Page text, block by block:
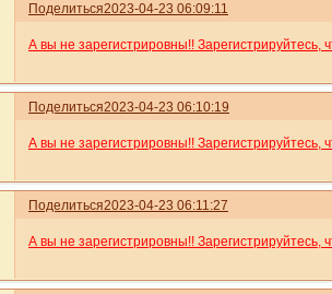
Поделиться2023-04-23 06:09:11
А вы не зарегистрировны!! Зарегистрируйтесь,
Поделиться2023-04-23 06:10:19
А вы не зарегистрировны!! Зарегистрируйтесь,
Поделиться2023-04-23 06:11:27
А вы не зарегистрировны!! Зарегистрируйтесь,